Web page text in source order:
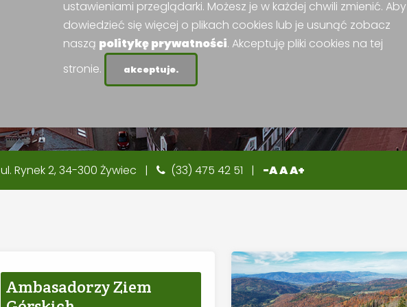
ul. Rynek 2, 34-300 Żywiec | (33) 475 42 51 | -AAA+
Ambasadorzy Ziem
ustawieniami przeglądarki. Możesz je w każdej chwili zmienić. Aby
dowiedzieć się więcej o plikach cookies lub je usunąć zobacz
naszą politykę prywatności. Akceptuję pliki cookies na tej
stronie.
akceptuje.